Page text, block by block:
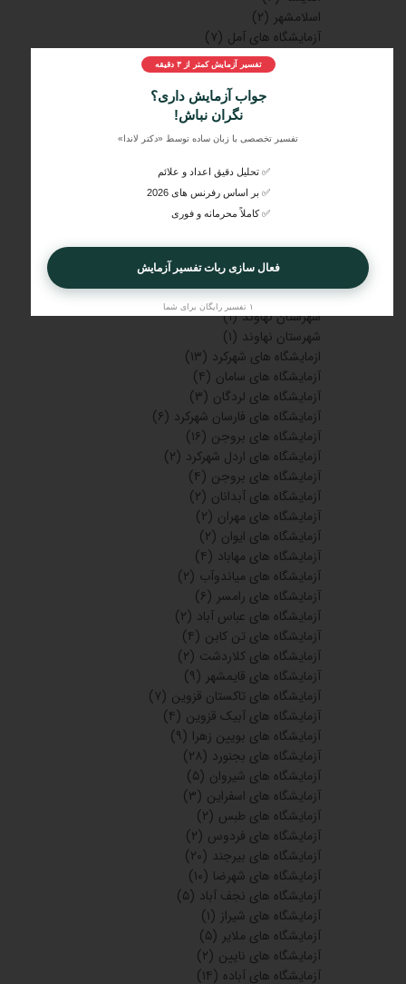
اسلامشهر (۲)
آزمایشگاه های آمل (۷)
(۲)
آزمایشگاه های رشت (۱۲)
آزمایشگاه های هرمزگان (۳)
آزمایشگاه های آبادان (۱۱)
آزمایشگاه های دزفول (۵)
آزمایشگاه های شوش (۵)
(۹)
آزمایشگاه های خرمشهر (۸)
آزمایشگاه های گنبدکاووس (۲۵)
شهرستان نهاوند (۱)
شهرستان نهاوند (۱)
ازمایشگاه های شهرکرد (۱۳)
آزمایشگاه های سامان (۴)
آزمایشگاه های لردگان (۳)
آزمایشگاه های فارسان شهرکرد (۶)
آزمایشگاه های بروجن (۱۶)
آزمایشگاه های اردل شهرکرد (۲)
آزمایشگاه های بروجن (۴)
آزمایشگاه های آبدانان (۲)
آزمایشگاه های مهران (۲)
آزمایشگاه های ایوان (۲)
آزمایشگاه های مهاباد (۴)
آزمایشگاه های میاندوآب (۲)
آزمایشگاه های رامسر (۶)
آزمایشگاه های عباس آباد (۲)
آزمایشگاه های تن کابن (۴)
آزمایشگاه های کلاردشت (۲)
آزمایشگاه های قایمشهر (۹)
آزمایشگاه های تاکستان قزوین (۷)
آزمایشگاه های آبیک قزوین (۴)
آزمایشگاه های بویین زهرا (۹)
آزمایشگاه های بجنورد (۲۸)
آزمایشگاه های شیروان (۵)
آزمایشگاه های اسفراین (۳)
آزمایشگاه های طبس (۲)
آزمایشگاه های فردوس (۲)
آزمایشگاه های بیرجند (۲۰)
آزمایشگاه های شهرضا (۱۰)
آزمایشگاه های نجف آباد (۵)
آزمایشگاه های شیراز (۱)
آزمایشگاه های ملایر (۵)
آزمایشگاه های نایین (۲)
آزمایشگاه های آباده (۱۴)
تفسیر آزمایش کمتر از ۳ دقیقه
جواب آزمایش داری؟
نگران نباش!
تفسیر تخصصی با زبان ساده توسط «دکتر لاندا»
✅ تحلیل دقیق اعداد و علائم
✅ بر اساس رفرنس های 2026
✅ کاملاً محرمانه و فوری
فعال سازی ربات تفسیر آزمایش
۱ تفسیر رایگان برای شما